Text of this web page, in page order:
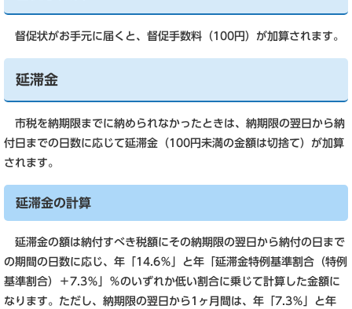
督促状がお手元に届くと、督促手数料（100円）が加算されます。
延滞金
市税を納期限までに納められなかったときは、納期限の翌日から納
付日までの日数に応じて延滞金（100円未満の金額は切捨て）が加算
されます。
延滞金の計算
延滞金の額は納付すべき税額にその納期限の翌日から納付の日まで
の期間の日数に応じ、年「14.6％」と年「延滞金特例基準割合（特例
基準割合）＋7.3％」％のいずれか低い割合に乗じて計算した金額に
なります。ただし、納期限の翌日から1ヶ月間は、年「7.3％」と年